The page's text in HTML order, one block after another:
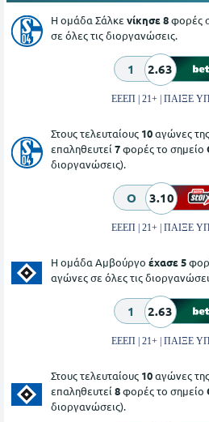
Η ομάδα Σάλκε νίκησε 8φορές
σε όλες τις διοργανώσεις.
1 2.63
ΕΕΕΠ | 21+ | ΠΑΙΞΕ
Στους τελευταίους 10αγώνες
επαληθευτεί 7φορές το σημείο
διοργανώσεις).
O 3.10
ΕΕΕΠ | 21+ | ΠΑΙΞΕ
Η ομάδα Αμβούργο έχασε 5
αγώνες σε όλες τις
1 2.63
ΕΕΕΠ | 21+ | ΠΑΙΞΕ
Στους τελευταίους 10αγώνες
επαληθευτεί 8φορές το σημείο
διοργανώσεις).